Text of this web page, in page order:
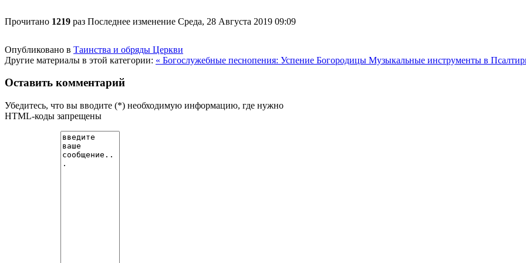
Прочитано 1219 раз Последнее изменение Среда, 28 Августа 2019 09:09
Опубликовано в Таинства и обряды Церкви
Другие материалы в этой категории: « Богослужебные песнопения: Успение Богородицы Музыкальные инструменты в
Оставить комментарий
Убедитесь, что вы вводите (*) необходимую информацию, где нужно
HTML-коды запрещены